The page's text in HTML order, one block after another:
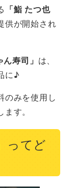
「鮨 たつ也
供が開始され
寿司」 は、
に♪
のみを使用し
す。
ってど